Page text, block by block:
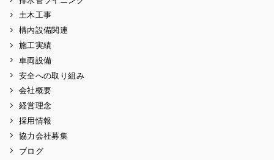
土木工事
構内設備関連
施工実績
車両設備
安全への取り組み
会社概要
経営理念
採用情報
協力会社募集
ブログ